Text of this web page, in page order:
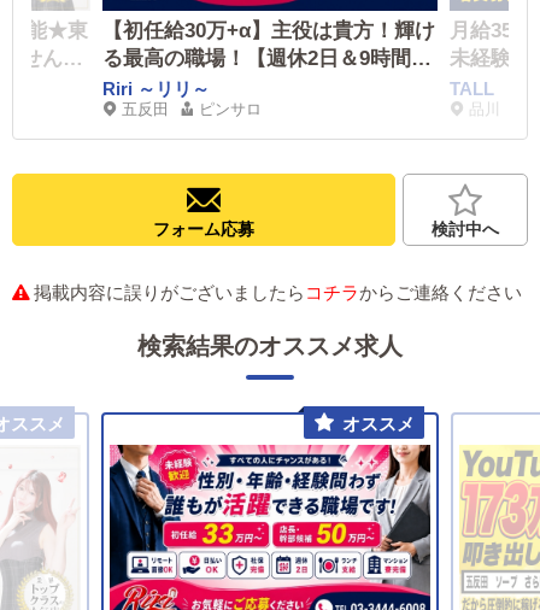
可能★東
せんか
【初任給30万+α】主役は貴方！輝け
る最高の職場！【週休2日＆9時間勤
務】☆社会保険完備☆食事☆日払い
☆寮☆託児所あり充実した福利厚生
Riri ～リリ～
五反田 ピンサロ
月給35
未経験で
える好待
方は大歓
TALL
品川
フォーム応募 検討中へ
掲載内容に誤りがございましたら コチラからご連絡ください
検索結果のオススメ求人